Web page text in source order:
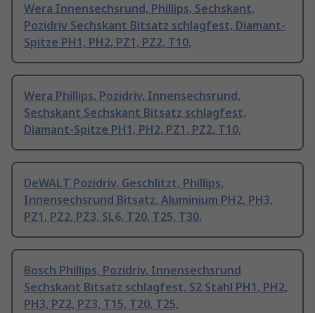
Wera Innensechsrund, Phillips, Sechskant,
Pozidriv Sechskant Bitsatz schlagfest, Diamant-
Spitze PH1, PH2, PZ1, PZ2, T10,
Wera Phillips, Pozidriv, Innensechsrund,
Sechskant Sechskant Bitsatz schlagfest,
Diamant-Spitze PH1, PH2, PZ1, PZ2, T10,
DeWALT Pozidriv, Geschlitzt, Phillips,
Innensechsrund Bitsatz, Aluminium PH2, PH3,
PZ1, PZ2, PZ3, SL6, T20, T25, T30,
Bosch Phillips, Pozidriv, Innensechsrund
Sechskant Bitsatz schlagfest, S2 Stahl PH1, PH2,
PH3, PZ2, PZ3, T15, T20, T25,